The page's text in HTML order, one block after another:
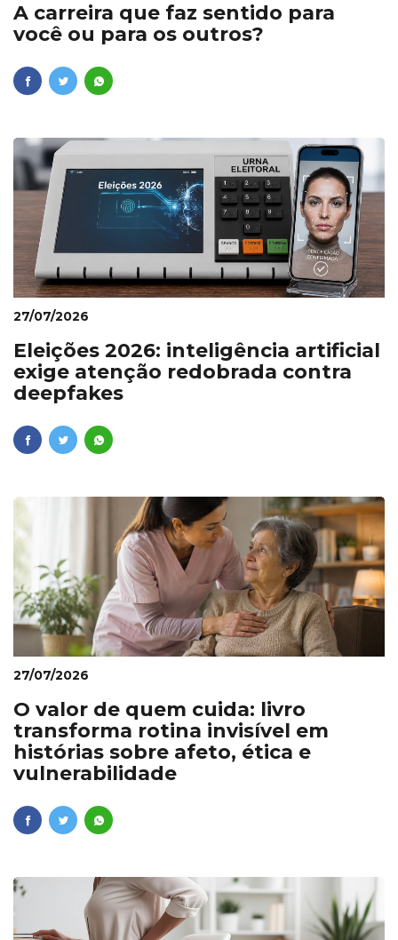
A carreira que faz sentido para
você ou para os outros?
27/07/2026
Eleições 2026: inteligência artificial
exige atenção redobrada contra
deepfakes
27/07/2026
O valor de quem cuida: livro
transforma rotina invisível em
histórias sobre afeto, ética e
vulnerabilidade